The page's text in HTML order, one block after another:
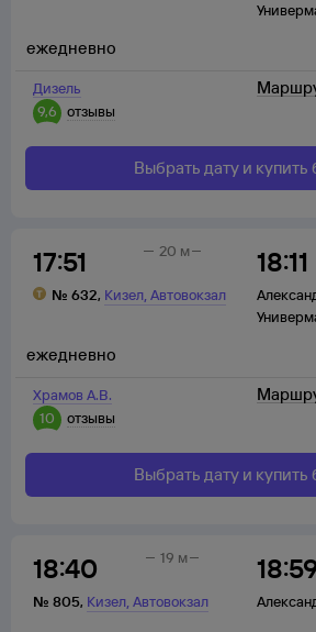
Дизель
9,6
отзывы
ежедневно
Выбрать дату и купить
17:51
№ 632, Кизел,Автовокзал
18:11
20 м
Храмов А.В.
10
отзывы
ежедневно
Выбрать дату и купить
18:40
№ 805, Кизел,Автовокзал
19 м